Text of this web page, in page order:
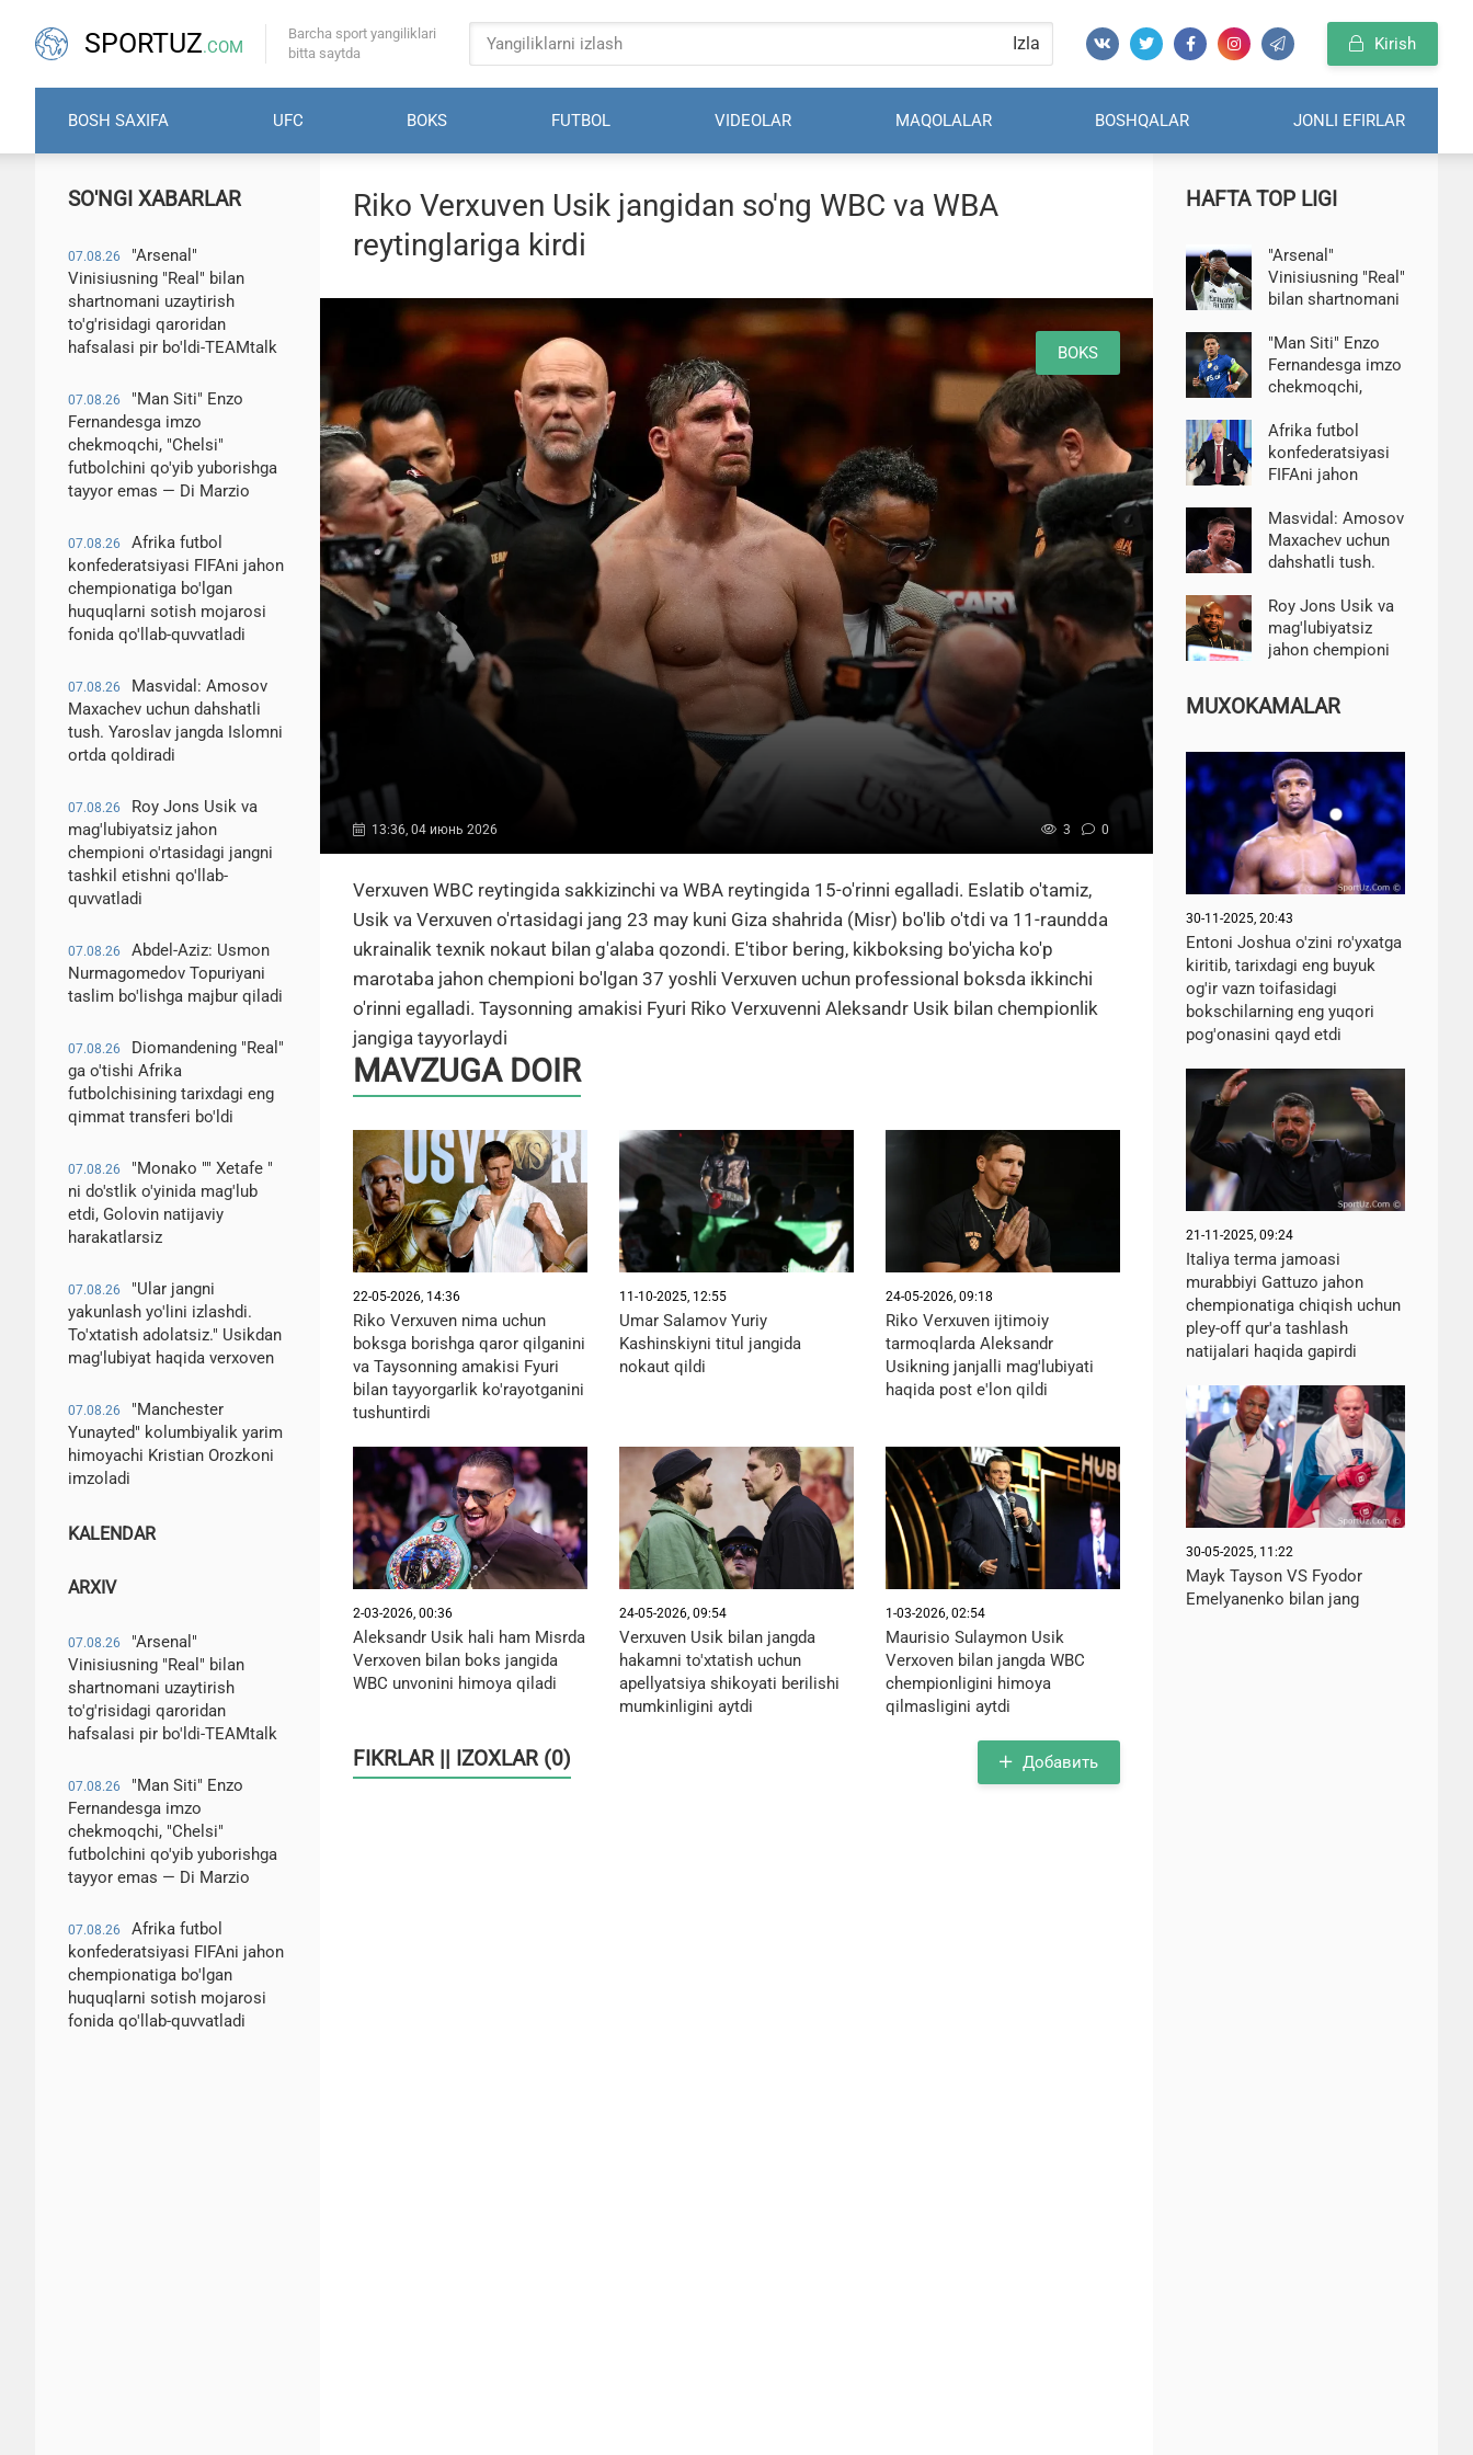
SPORTUZ.COM
Barcha sport yangiliklari
bitta saytda
Izla Kirish
BOSH SAXIFA UFC BOKS FUTBOL VIDEOLAR MAQOLALAR BOSHQALAR JONLI EFIRLAR
SO'NGI XABARLAR
07.08.26
"Arsenal"
Vinisiusning "Real" bilan
shartnomani uzaytirish
to'g'risidagi qaroridan
hafsalasi pir bo'ldi-TEAMtalk
07.08.26
"Man Siti" Enzo
Fernandesga imzo
chekmoqchi, "Chelsi"
futbolchini qo'yib yuborishga
tayyor emas — Di Marzio
07.08.26
Afrika futbol
konfederatsiyasi FIFAni jahon
chempionatiga bo'lgan
huquqlarni sotish mojarosi
fonida qo'llab-quvvatladi
07.08.26
Masvidal: Amosov
Maxachev uchun dahshatli
tush. Yaroslav jangda Islomni
ortda qoldiradi
07.08.26
Roy Jons Usik va
mag'lubiyatsiz jahon
chempioni o'rtasidagi jangni
tashkil etishni qo'llab-
quvvatladi
07.08.26
Abdel-Aziz: Usmon
Nurmagomedov Topuriyani
taslim bo'lishga majbur qiladi
07.08.26
Diomandening "Real"
ga o'tishi Afrika
futbolchisining tarixdagi eng
qimmat transferi bo'ldi
07.08.26
"Monako "" Xetafe "
ni do'stlik o'yinida mag'lub
etdi, Golovin natijaviy
harakatlarsiz
07.08.26
"Ular jangni
yakunlash yo'lini izlashdi.
To'xtatish adolatsiz." Usikdan
mag'lubiyat haqida verxoven
07.08.26
"Manchester
Yunayted" kolumbiyalik yarim
himoyachi Kristian Orozkoni
imzoladi
KALENDAR
ARXIV
07.08.26
"Arsenal"
Vinisiusning "Real" bilan
shartnomani uzaytirish
to'g'risidagi qaroridan
hafsalasi pir bo'ldi-TEAMtalk
07.08.26
"Man Siti" Enzo
Fernandesga imzo
chekmoqchi, "Chelsi"
futbolchini qo'yib yuborishga
tayyor emas — Di Marzio
07.08.26
Afrika futbol
konfederatsiyasi FIFAni jahon
chempionatiga bo'lgan
huquqlarni sotish mojarosi
fonida qo'llab-quvvatladi
Riko Verxuven Usik jangidan so'ng WBC va WBA
reytinglariga kirdi
BOKS
13:36, 04 июнь 2026 3 0
Verxuven WBC reytingida sakkizinchi va WBA reytingida 15-o'rinni egalladi. Eslatib o'tamiz,
Usik va Verxuven o'rtasidagi jang 23 may kuni Giza shahrida (Misr) bo'lib o'tdi va 11-raundda
ukrainalik texnik nokaut bilan g'alaba qozondi. E'tibor bering, kikboksing bo'yicha ko'p
marotaba jahon chempioni bo'lgan 37 yoshli Verxuven uchun professional boksda ikkinchi
o'rinni egalladi. Taysonning amakisi Fyuri Riko Verxuvenni Aleksandr Usik bilan chempionlik
jangiga tayyorlaydi
MAVZUGA DOIR
22-05-2026, 14:36
Riko Verxuven nima uchun
boksga borishga qaror qilganini
va Taysonning amakisi Fyuri
bilan tayyorgarlik ko'rayotganini
tushuntirdi
11-10-2025, 12:55
Umar Salamov Yuriy
Kashinskiyni titul jangida
nokaut qildi
24-05-2026, 09:18
Riko Verxuven ijtimoiy
tarmoqlarda Aleksandr
Usikning janjalli mag'lubiyati
haqida post e'lon qildi
2-03-2026, 00:36
Aleksandr Usik hali ham Misrda
Verxoven bilan boks jangida
WBC unvonini himoya qiladi
24-05-2026, 09:54
Verxuven Usik bilan jangda
hakamni to'xtatish uchun
apellyatsiya shikoyati berilishi
mumkinligini aytdi
1-03-2026, 02:54
Maurisio Sulaymon Usik
Verxoven bilan jangda WBC
chempionligini himoya
qilmasligini aytdi
FIKRLAR || IZOXLAR (0) Добавить
HAFTA TOP LIGI
"Arsenal"
Vinisiusning "Real"
bilan shartnomani
to'g'risidagi
qaroridan
hafsalasi pir bo'ldi-
"Man Siti" Enzo
Fernandesga imzo
chekmoqchi,
futbolchini qo'yib
yuborishga tayyor
emas — Di Marzio
Afrika futbol
konfederatsiyasi
FIFAni jahon
bo'lgan huquqlarni
sotish mojarosi
fonida qo'llab-
Masvidal: Amosov
Maxachev uchun
dahshatli tush.
Islomni ortda
qoldiradi
Roy Jons Usik va
mag'lubiyatsiz
jahon chempioni
tashkil etishni
qo'llab-quvvatladi
MUXOKAMALAR
30-11-2025, 20:43
Entoni Joshua o'zini ro'yxatga
kiritib, tarixdagi eng buyuk
og'ir vazn toifasidagi
bokschilarning eng yuqori
pog'onasini qayd etdi
21-11-2025, 09:24
Italiya terma jamoasi
murabbiyi Gattuzo jahon
chempionatiga chiqish uchun
pley-off qur'a tashlash
natijalari haqida gapirdi
30-05-2025, 11:22
Mayk Tayson VS Fyodor
Emelyanenko bilan jang